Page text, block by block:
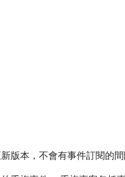
版本，不會有事件訂閱的間